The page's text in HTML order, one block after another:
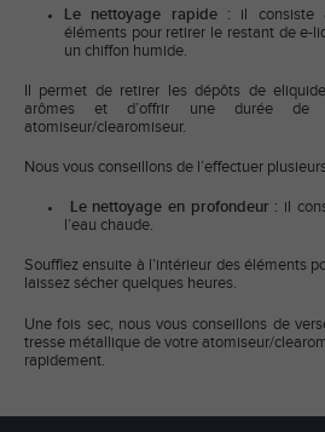
Le nettoyage rapide : il consiste
éléments pour retirer le restant de e-
un chiffon humide.
Il permet de retirer les dépôts de
arômes et d’offrir une durée de
atomiseur/clearomiseur.
Nous vous conseillons de l’effectuer
​Le nettoyage en profondeur :
il
l’eau chaude.
Soufflez ensuite à l’intérieur des éléments
laissez sécher quelques heures.
Une fois sec, nous vous conseillons de
tresse métallique de votre atomiseur/
rapidement.